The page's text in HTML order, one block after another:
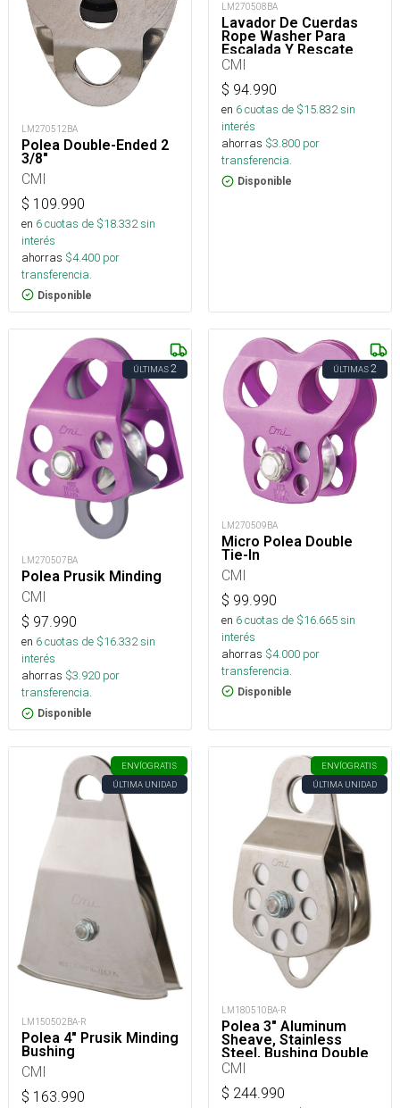
LM270512BA
Polea Double-Ended 2
3/8"
CMI
$ 109.990
en 6cuotas de $18.332sin
interés
ahorras $4.400 por
transferencia.
Disponible
LM270508BA
Lavador De Cuerdas
Rope Washer Para
Escalada Y Rescate
CMI
$ 94.990
en 6cuotas de $15.832sin
interés
ahorras $3.800 por
transferencia.
Disponible
ÚLTIMAS2
LM270507BA
Polea Prusik Minding
CMI
$ 97.990
en 6cuotas de $16.332sin
interés
ahorras $3.920 por
transferencia.
Disponible
ÚLTIMAS2
LM270509BA
Micro Polea Double
Tie-In
CMI
$ 99.990
en 6cuotas de $16.665sin
interés
ahorras $4.000 por
transferencia.
Disponible
ENVÍOGRATIS
ÚLTIMA UNIDAD
LM150502BA-R
Polea 4" Prusik Minding
Bushing
CMI
$ 163.990
ENVÍOGRATIS
ÚLTIMA UNIDAD
LM180510BA-R
Polea 3" Aluminum
Sheave, Stainless
Steel, Bushing Double
CMI
$ 244.990